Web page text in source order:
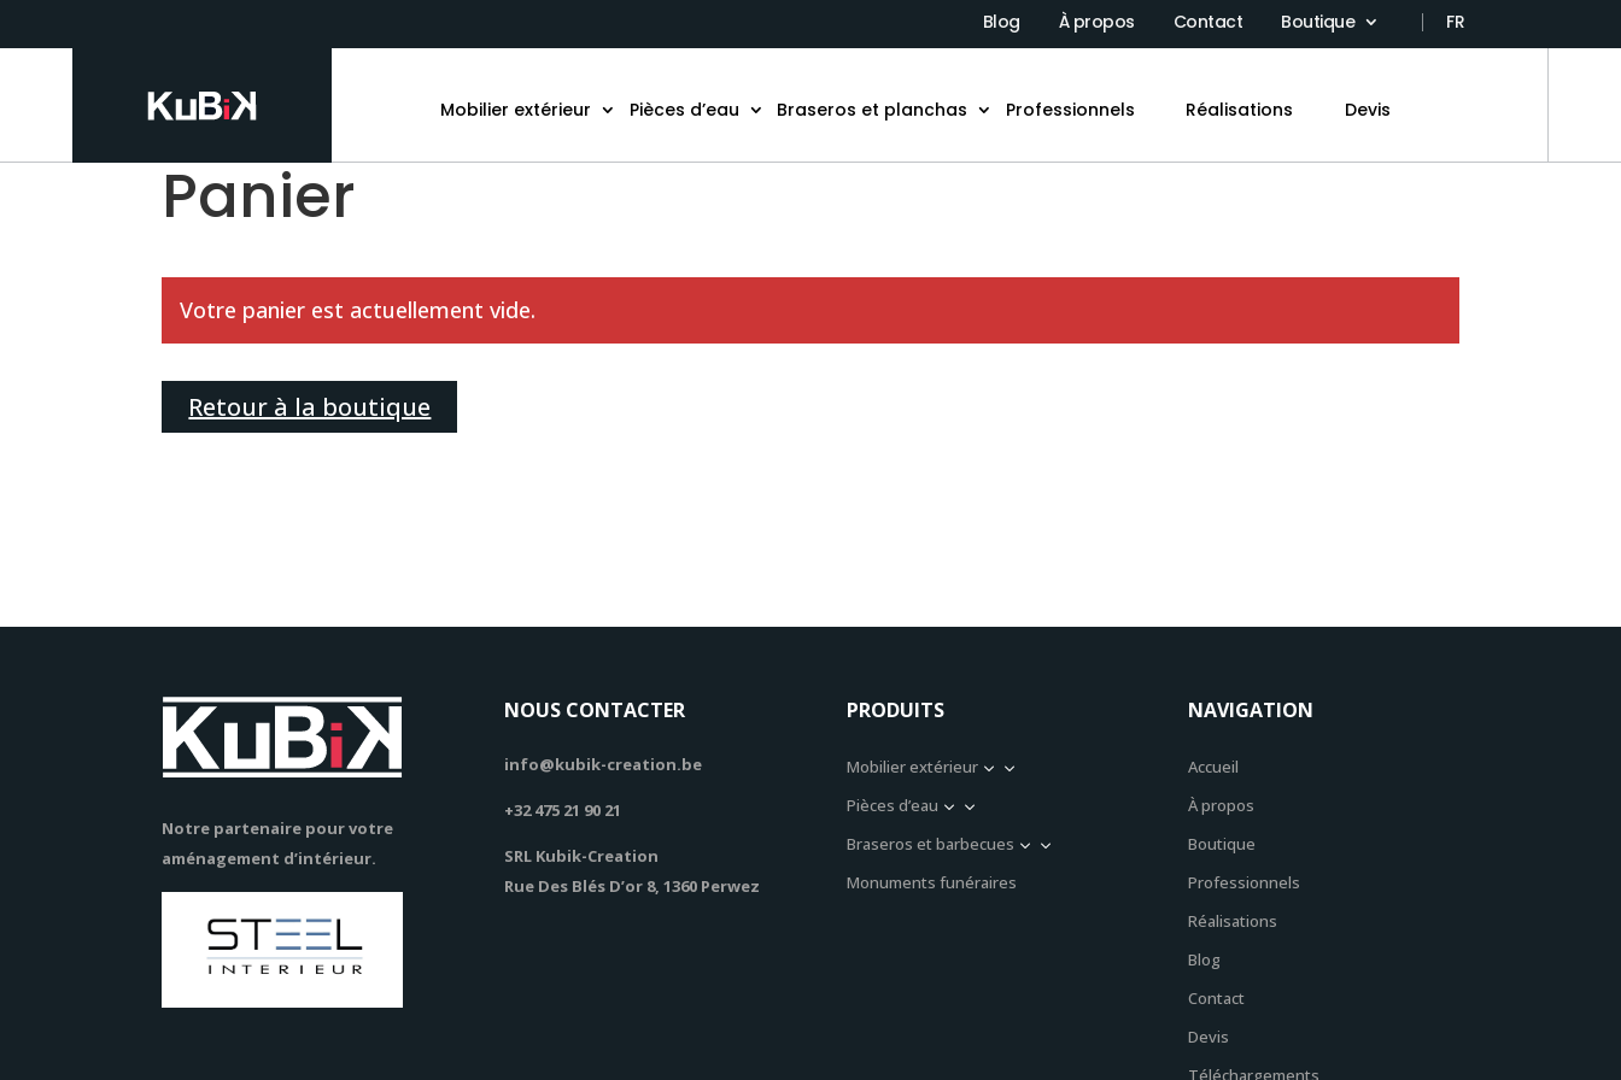
Blog À propos Contact Boutique FR
Mobilier extérieur Pièces d’eau Braseros et planchas Professionnels Réalisations Devis
Panier
Votre panier est actuellement vide.
Retour à la boutique
Notre partenaire pour votre
aménagement d’intérieur.
NOUS CONTACTER
info@kubik-creation.be
+32 475 21 90 21
SRL Kubik-Creation
Rue Des Blés D’or 8, 1360 Perwez
PRODUITS
Mobilier extérieur 3
Pièces d’eau 3
Braseros et barbecues 3
Monuments funéraires
NAVIGATION
Accueil
À propos
Boutique
Professionnels
Réalisations
Blog
Contact
Devis
Téléchargements